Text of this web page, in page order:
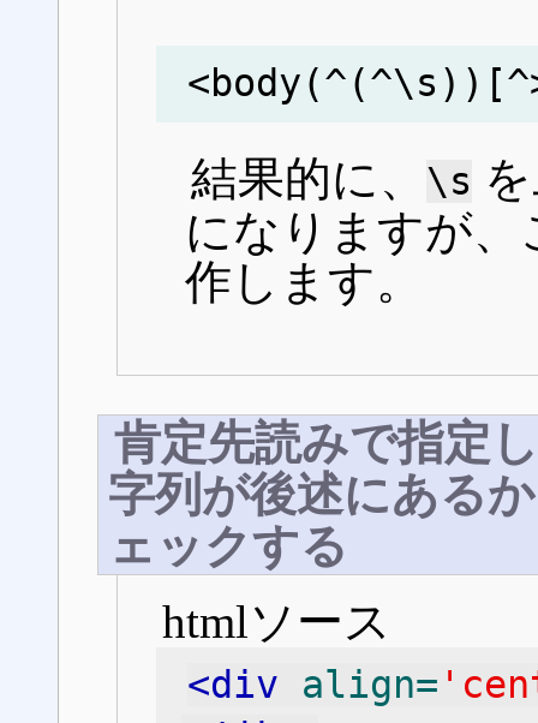
結果的に、 \s
になりますが
作します。
肯定先読みで指定
字列が後述にある
ェックする
htmlソース
<div align=